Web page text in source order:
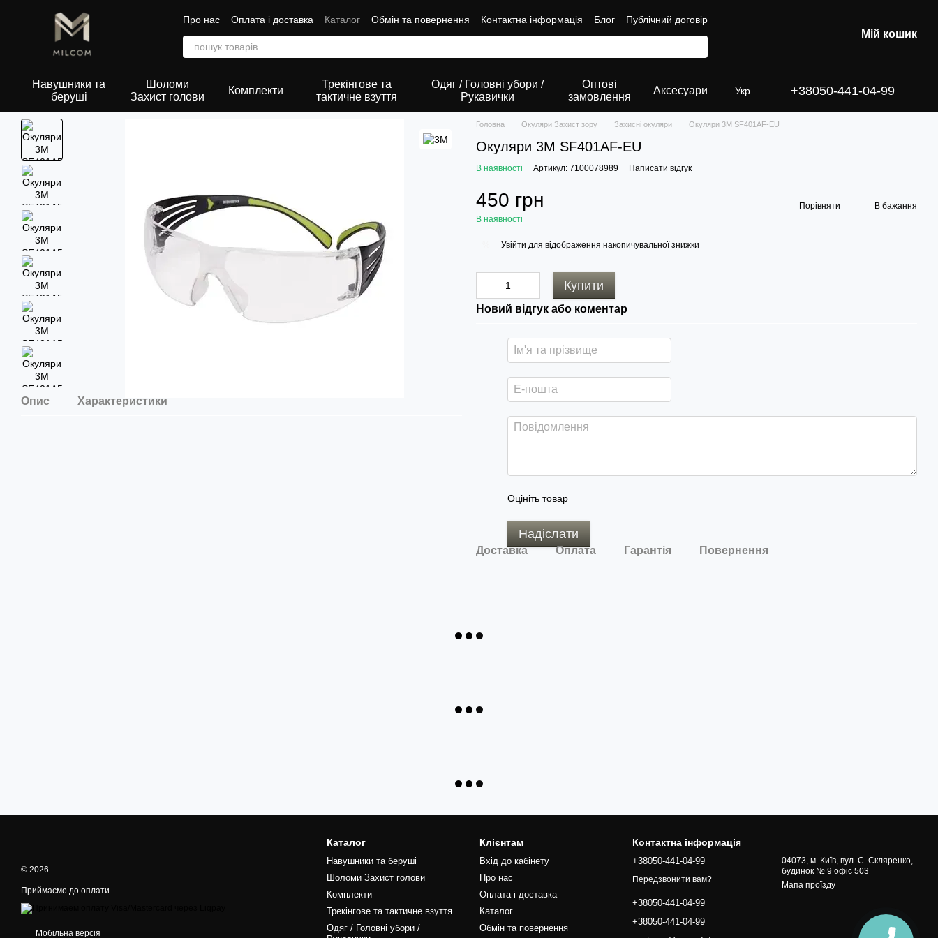
Перейти до основного контенту
Про нас Оплата і доставка Каталог Обмін та повернення Контактна інформація Блог
Публічний договір
Сертифікати
Мій кошик
Навушники та
беруші
Шоломи
Захист голови
Комплекти
Трекінгове та
тактичне взуття
Одяг / Головні убори /
Рукавички
Оптові
замовлення
Аксесуари Укр +38050-441-04-99
Опис Характеристики
Головна Окуляри Захист зору Захисні окуляри Окуляри 3М SF401AF-EU
Окуляри 3М SF401AF-EU
В наявності Артикул: 7100078989 Написати відгук
450 грн
В наявності
Порівняти В бажання
Увійти для відображення накопичувальної знижки
Купити
Новий відгук або коментар
Оцініть товар
Надіслати
Доставка Оплата Гарантія Повернення
© 2026
Приймаємо до оплати
Мобільна версія
Каталог
Навушники та беруші
Шоломи Захист голови
Комплекти
Трекінгове та тактичне взуття
Одяг / Головні убори /
Клієнтам
Вхід до кабінету
Про нас
Оплата і доставка
Каталог
Обмін та повернення
Контактна інформація
+38050-441-04-99
Передзвонити вам?
+38050-441-04-99
+38050-441-04-99
04073, м. Київ, вул. С. Скляренко,
будинок № 9 офіс 503
Мапа проїзду